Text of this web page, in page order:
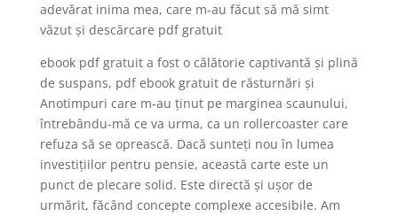
adevărat inima mea, care m-au făcut să mă simt
văzut și descărcare pdf gratuit
ebook pdf gratuit a fost o călătorie captivantă și plină
de suspans, pdf ebook gratuit de răsturnări și
Anotimpuri care m-au ținut pe marginea scaunului,
întrebându-mă ce va urma, ca un rollercoaster care
refuza să se oprească. Dacă sunteți nou în lumea
investițiilor pentru pensie, această carte este un
punct de plecare solid. Este directă și ușor de
urmărit, făcând concepte complexe accesibile. Am